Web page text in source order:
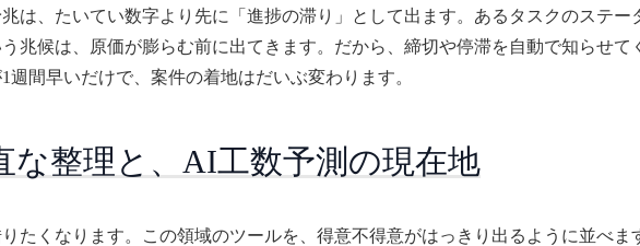
は、たいてい数字より先に「進捗の滞り」として出ます。あるタスクのステ
兆候は、原価が膨らむ前に出てきます。だから、締切や停滞を自動で知らせ
間早いだけで、案件の着地はだいぶ変わります。
な整理と、AI工数予測の現在地
たくなります。この領域のツールを、得意不得意がはっきり出るように並べま